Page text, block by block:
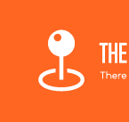
Skip
navigation
Skip
content